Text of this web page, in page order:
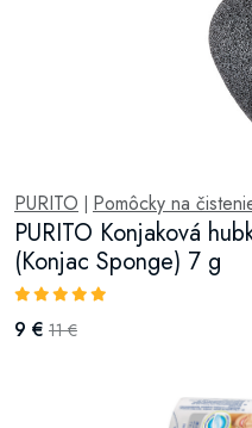
PURITO Pomôcky na
PURITO Konjaková
(Konjac Sponge) 7 g
9 € 11 €